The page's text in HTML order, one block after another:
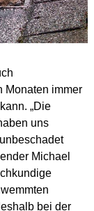
Monaten immer
„Die
uns
Michael
bei der